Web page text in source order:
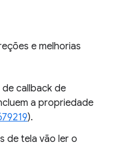
e melhorias
callback de
a propriedade
).
de tela vão ler o